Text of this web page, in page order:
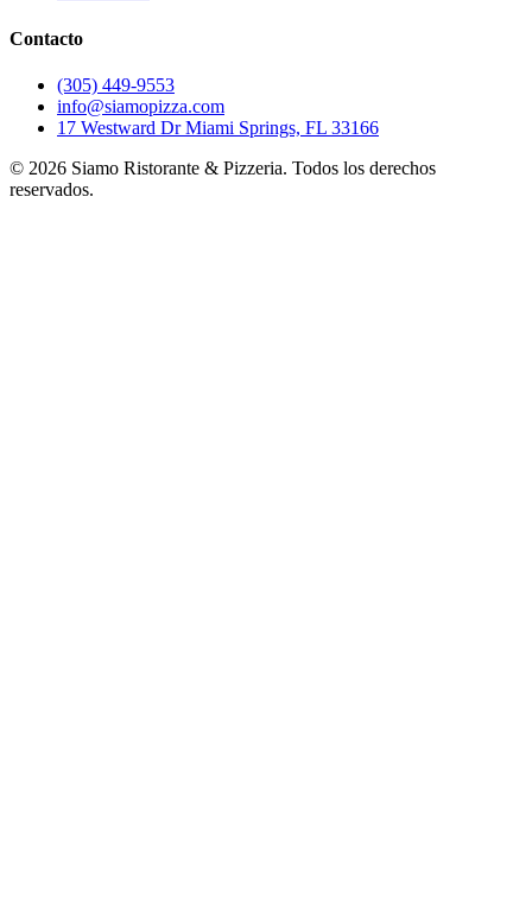
Contacto
(305) 449-9553
info@siamopizza.com
17 Westward Dr Miami Springs, FL 33166
© 2026 Siamo Ristorante & Pizzeria. Todos los derechos
reservados.